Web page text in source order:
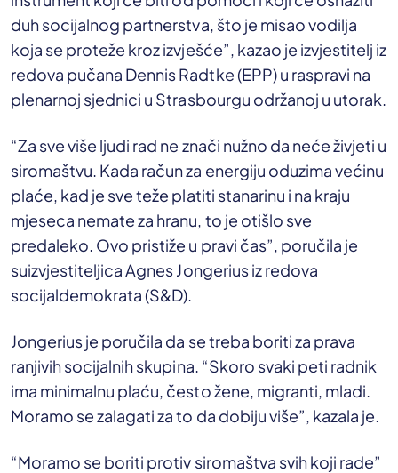
duh socijalnog partnerstva, što je misao vodilja
koja se proteže kroz izvješće”, kazao je izvjestitelj iz
redova pučana Dennis Radtke (EPP) u raspravi na
plenarnoj sjednici u Strasbourgu održanoj u utorak.
“Za sve više ljudi rad ne znači nužno da neće živjeti u
siromaštvu. Kada račun za energiju oduzima većinu
plaće, kad je sve teže platiti stanarinu i na kraju
mjeseca nemate za hranu, to je otišlo sve
predaleko. Ovo pristiže u pravi čas”, poručila je
suizvjestiteljica Agnes Jongerius iz redova
socijaldemokrata (S&D).
Jongerius je poručila da se treba boriti za prava
ranjivih socijalnih skupina. “Skoro svaki peti radnik
ima minimalnu plaću, često žene, migranti, mladi.
Moramo se zalagati za to da dobiju više”, kazala je.
“Moramo se boriti protiv siromaštva svih koji rade”